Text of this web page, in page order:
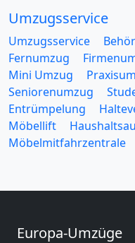
Umzugsservice
Umzugsservice
Fernumzug
Mini Umzug
Seniorenumzug
Entrümpelung
Möbellift
Möbelmitfahrzentrale
Europa-Umzüge